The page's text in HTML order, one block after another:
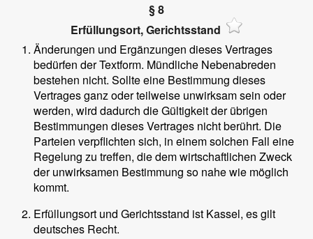
§ 8
Erfüllungsort, Gerichtsstand
Änderungen und Ergänzungen dieses Vertrages
bedürfen der Textform. Mündliche Nebenabreden
bestehen nicht. Sollte eine Bestimmung dieses
Vertrages ganz oder teilweise unwirksam sein oder
werden, wird dadurch die Gültigkeit der übrigen
Bestimmungen dieses Vertrages nicht berührt. Die
Parteien verpflichten sich, in einem solchen Fall eine
Regelung zu treffen, die dem wirtschaftlichen Zweck
der unwirksamen Bestimmung so nahe wie möglich
kommt.
Erfüllungsort und Gerichtsstand ist Kassel, es gilt
deutsches Recht.